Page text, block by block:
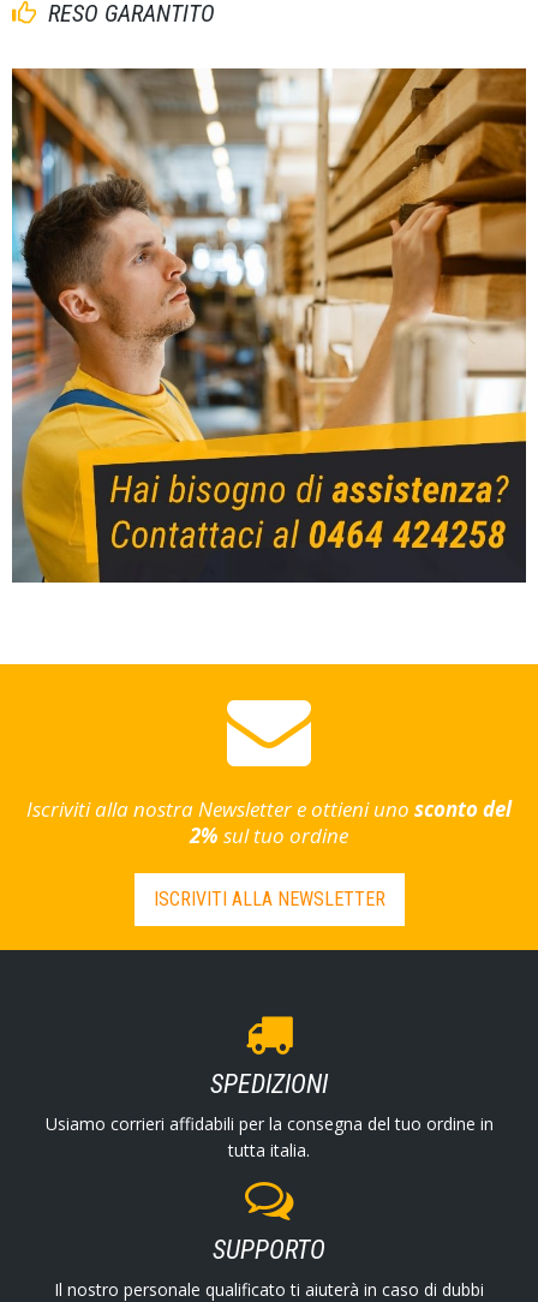
RESO GARANTITO
Iscriviti alla nostra Newsletter e ottieni uno sconto del
2% sul tuo ordine
ISCRIVITI ALLA NEWSLETTER
SPEDIZIONI
Usiamo corrieri affidabili per la consegna del tuo ordine in
tutta italia.
SUPPORTO
Il nostro personale qualificato ti aiuterà in caso di dubbi